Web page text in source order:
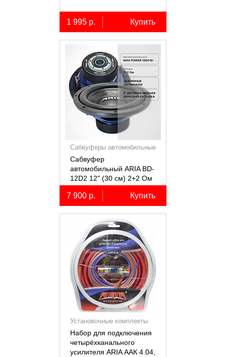
1 995 р. Купить
Сабвуферы автомобильные
Сабвуфер
автомобильный ARIA BD-
12D2 12" (30 см) 2+2 Ом
7 900 р. Купить
Установочные комплекты
(КИТы)
Набор для подключения
четырёхканального
усилителя ARIA ААК 4.04,